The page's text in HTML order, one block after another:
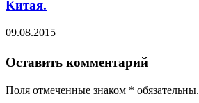
Китая.
09.08.2015
Оставить комментарий
Поля отмеченные знаком * обязательны.